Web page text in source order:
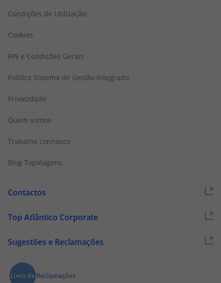
Condições de Utilização
Cookies
FIN e Condições Gerais
Politica Sistema de Gestão Integrado
Privacidade
Quem somos
Trabalhe connosco
Blog TopViagens
Contactos
Top Atlântico Corporate
Sugestões e Reclamações